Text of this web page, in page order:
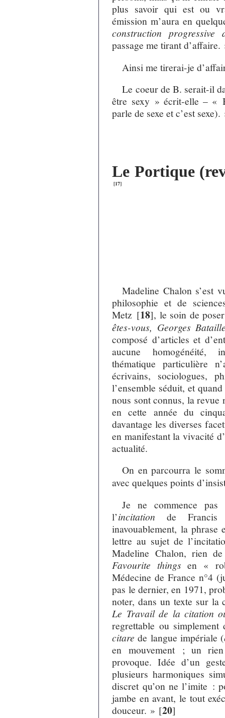
plus savoir qui est ou
émission m’aura en
construction progressive
passage me tirant d’affaire.
Ainsi me tirerai-je
Le coeur de B. serait-il
être sexy » écrit-elle – «
parle de sexe et c’est sexe).
Le Portique
[17]
Madeline Chalon s’est
philosophie et de
Metz [18], le soin de
êtes-vous, Georges
composé d’articles et
aucune homogénéité,
thématique particulière
écrivains, sociologues,
l’ensemble séduit, et
nous sont connus, la revue
en cette année du
davantage les diverses
en manifestant la vivacité
actualité.
On en parcourra le
avec quelques points
Je ne commence
l’incitation de Francis
inavouablement, la phrase
lettre au sujet de
Madeline Chalon, rien
Favourite things en «
Médecine de France n°4
pas le dernier, en 1971,
noter, dans un texte sur la
Le Travail de la citation
regrettable ou
citare de langue impériale (
en mouvement ; un
provoque. Idée d’un
plusieurs harmoniques
discret qu’on ne l’imite :
jambe en avant, le tout
douceur. » [20]